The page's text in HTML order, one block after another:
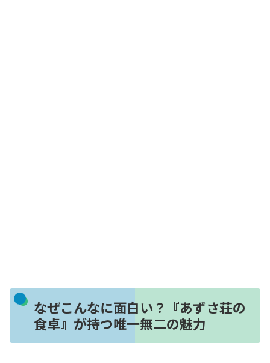
なぜこんなに面白い？『あずさ荘の
食卓』が持つ唯一無二の魅力